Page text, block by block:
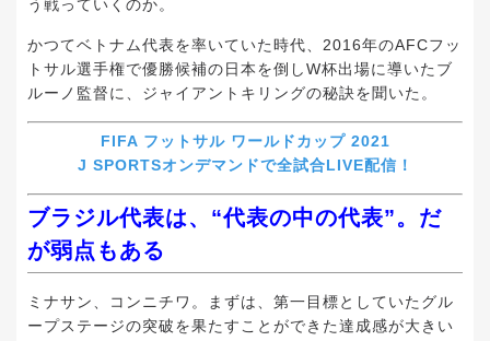
う戦っていくのか。
かつてベトナム代表を率いていた時代、2016年のAFCフッ
トサル選手権で優勝候補の日本を倒しW杯出場に導いたブ
ルーノ監督に、ジャイアントキリングの秘訣を聞いた。
FIFA フットサル ワールドカップ 2021
J SPORTSオンデマンドで全試合LIVE配信！
ブラジル代表は、“代表の中の代表”。だ
が弱点もある
ミナサン、コンニチワ。まずは、第一目標としていたグル
ープステージの突破を果たすことができた達成感が大きい